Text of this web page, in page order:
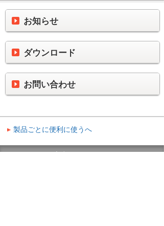
お知らせ
ダウンロード
お問い合わせ
製品ごとに便利に使うへ